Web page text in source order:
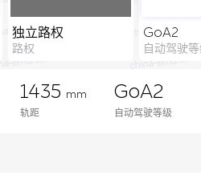
独立路权
路权
GoA2
自动驾驶
1435 mm
轨距
GoA2
自动驾驶等级